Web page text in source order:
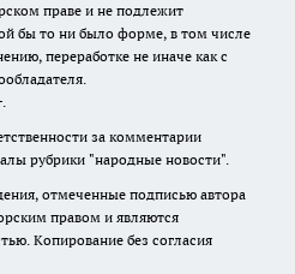
праве и не подлежит
бы то ни было форме, в том числе
переработке не иначе как с
за комментарии
рубрики "народные новости".
отмеченные подписью автора
правом и являются
Копирование без согласия